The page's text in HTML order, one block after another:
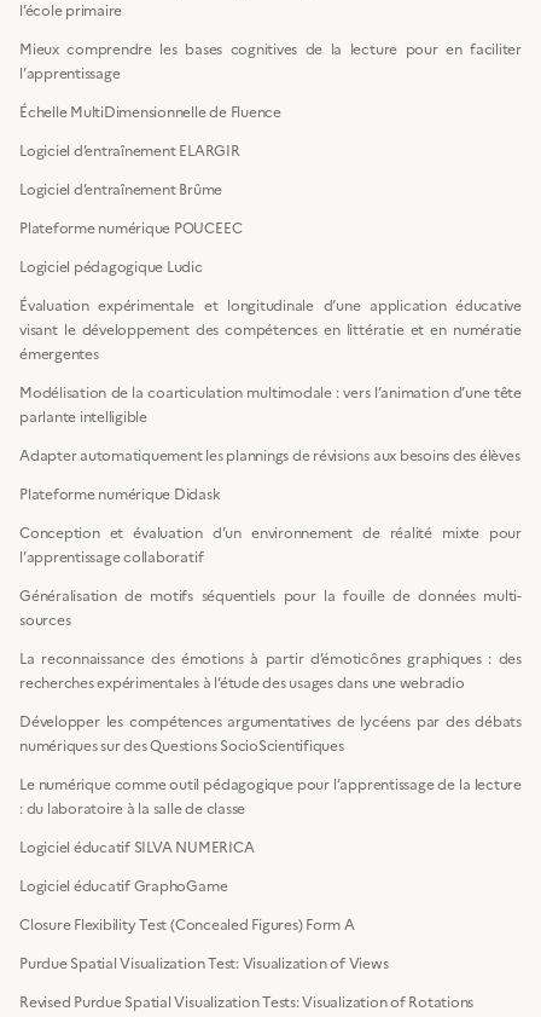
l’école primaire
Mieux comprendre les bases cognitives de la lecture pour en faciliter
l’apprentissage
Échelle MultiDimensionnelle de Fluence
Logiciel d’entraînement ELARGIR
Logiciel d’entraînement Brûme
Plateforme numérique POUCEEC
Logiciel pédagogique Ludic
Évaluation expérimentale et longitudinale d’une application éducative
visant le développement des compétences en littératie et en numératie
émergentes
Modélisation de la coarticulation multimodale : vers l’animation d’une tête
parlante intelligible
Adapter automatiquement les plannings de révisions aux besoins des élèves
Plateforme numérique Didask
Conception et évaluation d’un environnement de réalité mixte pour
l’apprentissage collaboratif
Généralisation de motifs séquentiels pour la fouille de données multi-
sources
La reconnaissance des émotions à partir d’émoticônes graphiques : des
recherches expérimentales à l’étude des usages dans une webradio
Développer les compétences argumentatives de lycéens par des débats
numériques sur des Questions SocioScientifiques
Le numérique comme outil pédagogique pour l’apprentissage de la lecture
: du laboratoire à la salle de classe
Logiciel éducatif SILVA NUMERICA
Logiciel éducatif GraphoGame
Closure Flexibility Test (Concealed Figures) Form A
Purdue Spatial Visualization Test: Visualization of Views
Revised Purdue Spatial Visualization Tests: Visualization of Rotations